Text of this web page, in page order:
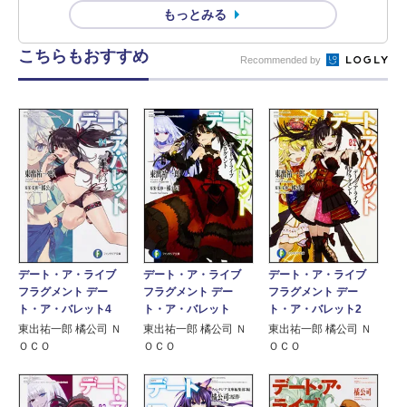
もっとみる
こちらもおすすめ Recommended by
デート・ア・ライブ
フラグメント デー
ト・ア・バレット4
東出祐一郎 橘公司 Ｎ
ＯＣＯ
デート・ア・ライブ
フラグメント デー
ト・ア・バレット
東出祐一郎 橘公司 Ｎ
ＯＣＯ
デート・ア・ライブ
フラグメント デー
ト・ア・バレット2
東出祐一郎 橘公司 Ｎ
ＯＣＯ